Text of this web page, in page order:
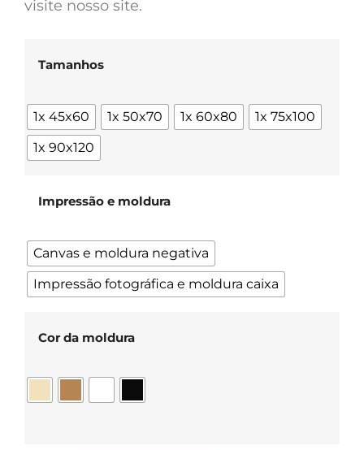
visite nosso site.
Tamanhos
1x 45x60 1x 50x70 1x 60x80
1x 75x100
1x 90x120
Impressão e moldura
Canvas e moldura negativa
Impressão fotográfica e moldura caixa
Cor da moldura